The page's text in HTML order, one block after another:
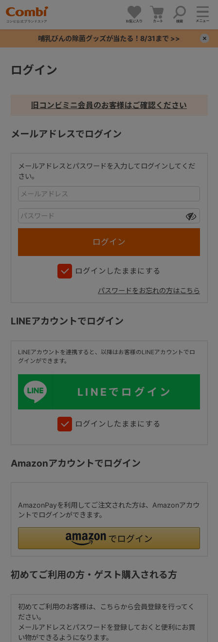
お気に入り カート 検索 メニュー
哺乳びんの除菌グッズが当たる！8/31まで >>
ログイン
旧コンビミニ会員のお客様はご確認ください
メールアドレスでログイン
メールアドレスとパスワードを入力してログインしてくだ
さい。
ログインしたままにする
パスワードをお忘れの方はこちら
LINEアカウントでログイン
LINEアカウントを連携すると、以降はお客様のLINEアカウントでロ
グインができます。
LINEでログイン
ログインしたままにする
Amazonアカウントでログイン
AmazonPayを利用してご注文された方は、Amazonアカウ
ントでログインができます。
初めてご利用の方・ゲスト購入される方
初めてご利用のお客様は、こちらから会員登録を行ってく
ださい。
メールアドレスとパスワードを登録しておくと便利にお買
い物ができるようになります。